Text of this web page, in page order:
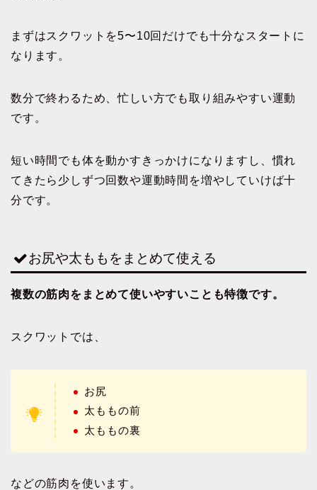
まずはスクワットを5〜10回だけでも十分なスタートに
なります。
数分で終わるため、忙しい方でも取り組みやすい運動
です。
短い時間でも体を動かすきっかけになりますし、慣れ
てきたら少しずつ回数や運動時間を増やしていけば十
分です。
お尻や太ももをまとめて使える
複数の筋肉をまとめて使いやすいことも特徴です。
スクワットでは、
お尻
太ももの前
太ももの裏
などの筋肉を使います。